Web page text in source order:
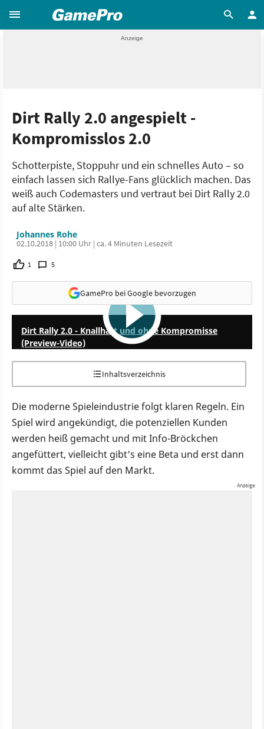
Dirt Rally 2.0 angespielt -
Kompromisslos 2.0
Schotterpiste, Stoppuhr und ein schnelles Auto – so
einfach lassen sich Rallye-Fans glücklich machen. Das
weiß auch Codemasters und vertraut bei Dirt Rally 2.0
auf alte Stärken.
Johannes Rohe
02.10.2018 | 10:00 Uhr | ca. 4 Minuten Lesezeit
1 5
GamePro bei Google bevorzugen
8:11
Dirt Rally 2.0 - Knallhart und ohne Kompromisse
(Preview-Video)
Inhaltsverzeichnis
Die moderne Spieleindustrie folgt klaren Regeln. Ein
Spiel wird angekündigt, die potenziellen Kunden
werden heiß gemacht und mit Info-Bröckchen
angefüttert, vielleicht gibt's eine Beta und erst dann
kommt das Spiel auf den Markt.